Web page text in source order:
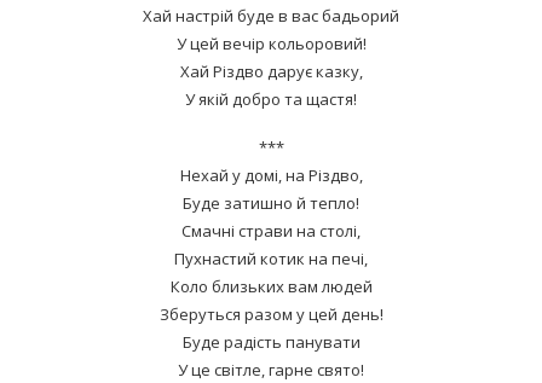
Хай настрій буде в вас бадьорий
У цей вечір кольоровий!
Хай Різдво дарує казку,
У якій добро та щастя!
***
Нехай у домі, на Різдво,
Буде затишно й тепло!
Смачні страви на столі,
Пухнастий котик на печі,
Коло близьких вам людей
Зберуться разом у цей день!
Буде радість панувати
У це світле, гарне свято!